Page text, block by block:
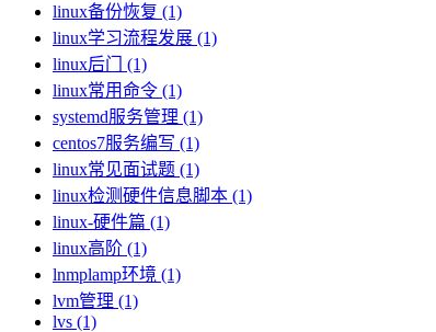
linux备份恢复 (1)
linux学习流程发展 (1)
linux后门 (1)
linux常用命令 (1)
systemd服务管理 (1)
centos7服务编写 (1)
linux常见面试题 (1)
linux检测硬件信息脚本 (1)
linux-硬件篇 (1)
linux高阶 (1)
lnmplamp环境 (1)
lvm管理 (1)
lvs (1)